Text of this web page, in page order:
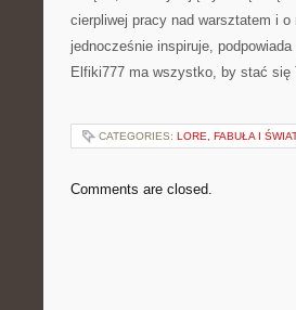
cierpliwej pracy nad warsztatem i
jednocześnie inspiruje,
Elfiki777 ma wszystko, by stać się
CATEGORIES: LORE, FABUŁA I
Comments are closed.